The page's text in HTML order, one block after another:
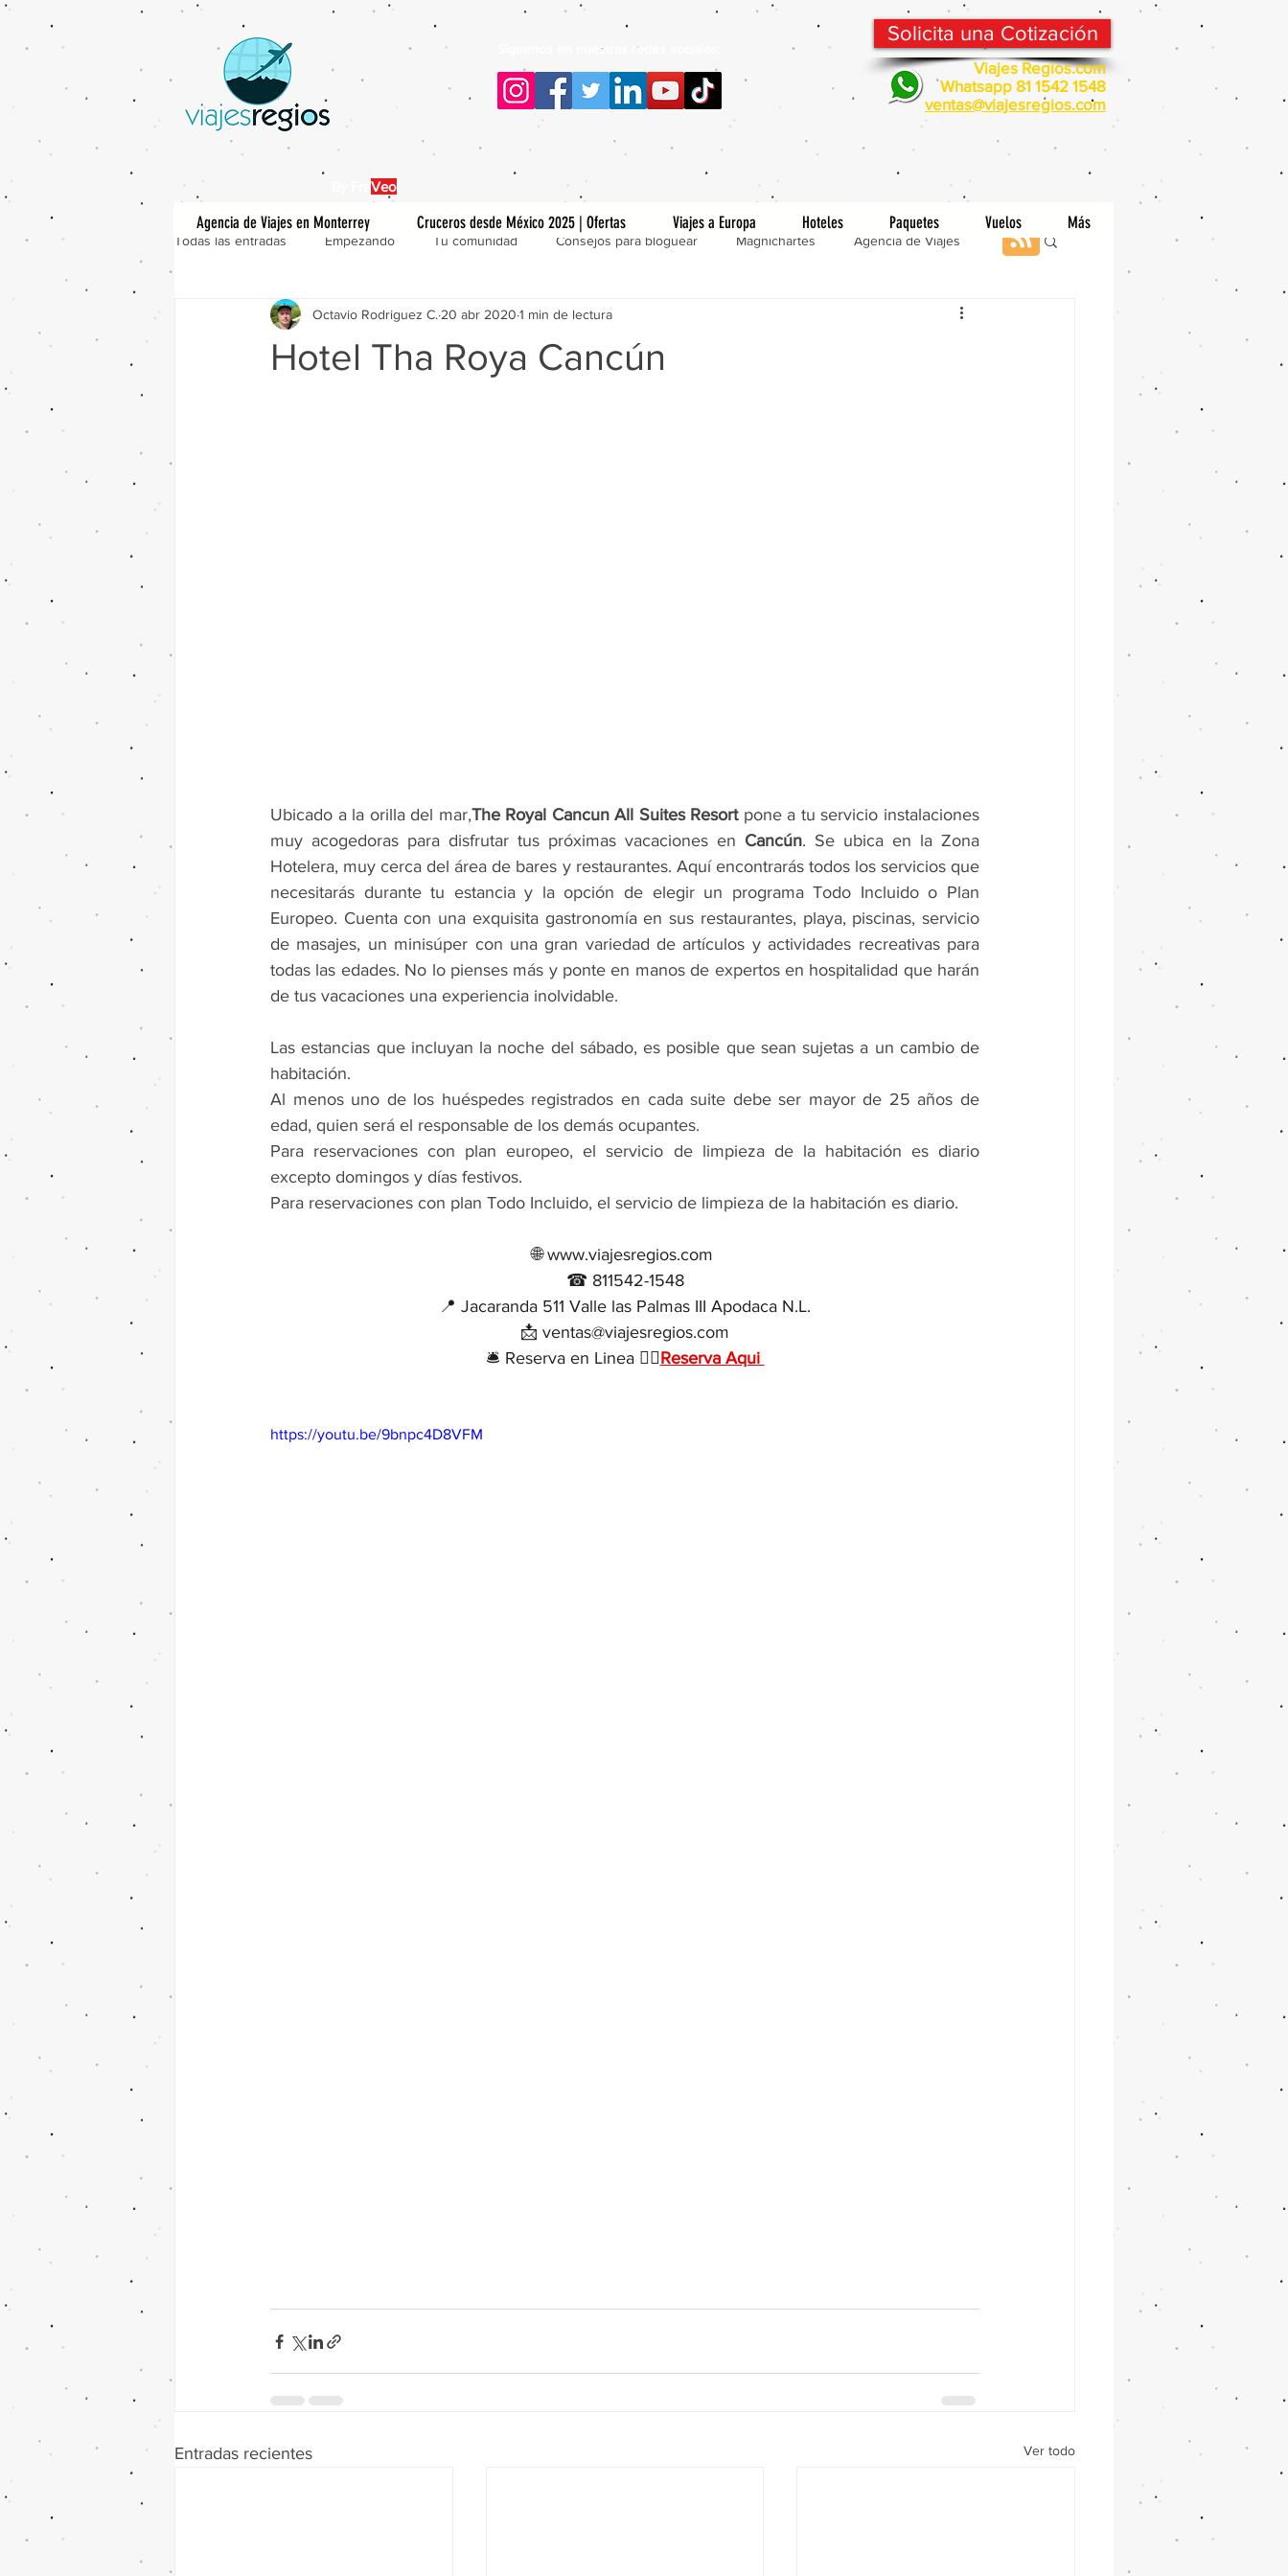
Solicita una Cotización
Viajes Regios.com
Whatsapp 81 1542 1548
ventas@viajesregios.com
Siguenos en nuestras redes sociales:
Veo
Agencia de Viajes en Monterrey Cruceros desde México 2025 | Ofertas Viajes a Europa Hoteles Paquetes Vuelos Más
Todas las entradas Empezando Tu comunidad Consejos para bloguear Magnichartes Agencia de Viajes
Hotel Tha Roya Cancún
Octavio Rodriguez C. 20 abr 2020 1 min de lectura
Ubicado a la orilla del mar,The Royal Cancun All Suites Resort pone a tu servicio instalaciones
muy acogedoras para disfrutar tus próximas vacaciones en Cancún. Se ubica en la Zona
Hotelera, muy cerca del área de bares y restaurantes. Aquí encontrarás todos los servicios que
necesitarás durante tu estancia y la opción de elegir un programa Todo Incluido o Plan
Europeo. Cuenta con una exquisita gastronomía en sus restaurantes, playa, piscinas, servicio
de masajes, un minisúper con una gran variedad de artículos y actividades recreativas para
todas las edades. No lo pienses más y ponte en manos de expertos en hospitalidad que harán
de tus vacaciones una experiencia inolvidable.
Las estancias que incluyan la noche del sábado, es posible que sean sujetas a un cambio de
habitación.
Al menos uno de los huéspedes registrados en cada suite debe ser mayor de 25 años de
edad, quien será el responsable de los demás ocupantes.
Para reservaciones con plan europeo, el servicio de limpieza de la habitación es diario
excepto domingos y días festivos.
Para reservaciones con plan Todo Incluido, el servicio de limpieza de la habitación es diario.
🌐 www.viajesregios.com
☎ 811542-1548
📍 Jacaranda 511 Valle las Palmas III Apodaca N.L.
📩 ventas@viajesregios.com
🛎 Reserva en Linea 👉🏻Reserva Aqui
https://youtu.be/9bnpc4D8VFM
Entradas recientes Ver todo